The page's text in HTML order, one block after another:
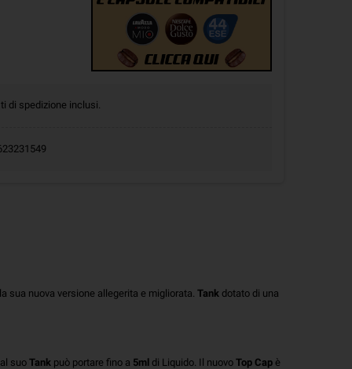
di spedizione inclusi.
sua nuova versione allegerita e migliorata. Tank dotato di una
suo Tank può portare fino a 5ml di Liquido. Il nuovo Top Cap è